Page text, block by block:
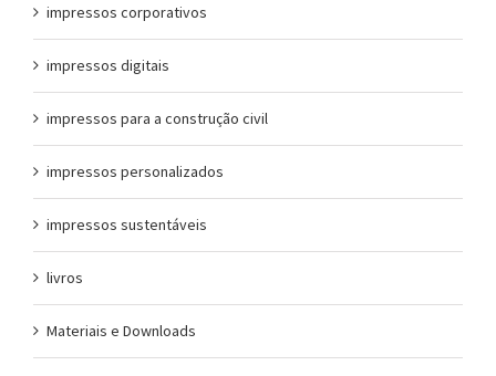
impressos corporativos
impressos digitais
impressos para a construção civil
impressos personalizados
impressos sustentáveis
livros
Materiais e Downloads